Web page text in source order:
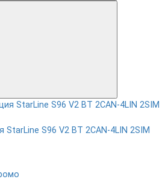
StarLine S96 V2 BT 2CAN-4LIN 2SIM